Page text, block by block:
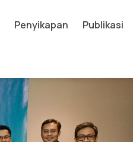
Penyikapan Publikasi